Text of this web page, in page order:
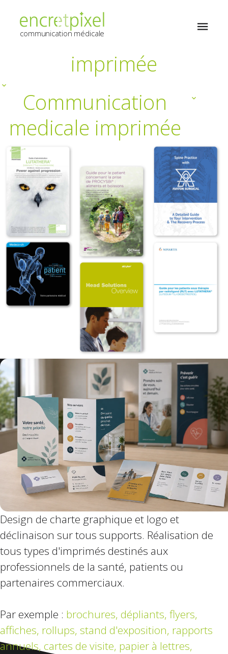
communication médicale
Communication
medicale
imprimée
Communication
medicale imprimée
Design de charte graphique et logo et
déclinaison sur tous supports. Réalisation de
tous types d'imprimés destinés aux
professionnels de la santé, patients ou
partenaires commerciaux.
Par exemple : brochures, dépliants, flyers,
affiches, rollups, stand d'exposition, rapports
annuels, cartes de visite, papier à lettres,